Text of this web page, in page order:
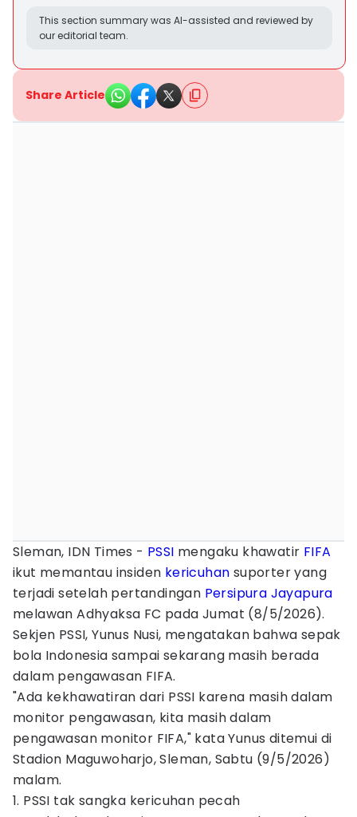
This section summary was AI-assisted and reviewed by
our editorial team.
Share Article
Sleman, IDN Times - PSSI mengaku khawatir FIFA
ikut memantau insiden kericuhan suporter yang
terjadi setelah pertandingan Persipura Jayapura
melawan Adhyaksa FC pada Jumat (8/5/2026).
Sekjen PSSI, Yunus Nusi, mengatakan bahwa sepak
bola Indonesia sampai sekarang masih berada
dalam pengawasan FIFA.
"Ada kekhawatiran dari PSSI karena masih dalam
monitor pengawasan, kita masih dalam
pengawasan monitor FIFA," kata Yunus ditemui di
Stadion Maguwoharjo, Sleman, Sabtu (9/5/2026)
malam.
1. PSSI tak sangka kericuhan pecah